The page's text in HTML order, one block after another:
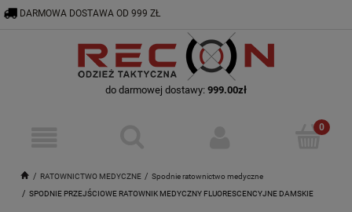
do darmowej dostawy: 999.00zł
RATOWNICTWO MEDYCZNE
Spodnie ratownictwo medyczne
SPODNIE PRZEJŚCIOWE RATOWNIK MEDYCZNY FLUORESCENCYJNE DAMSKIE
DARMOWA DOSTAWA OD 999 ZŁ
56 644 92 29
RECON@ODZIEZTAKTYCZNA.PL